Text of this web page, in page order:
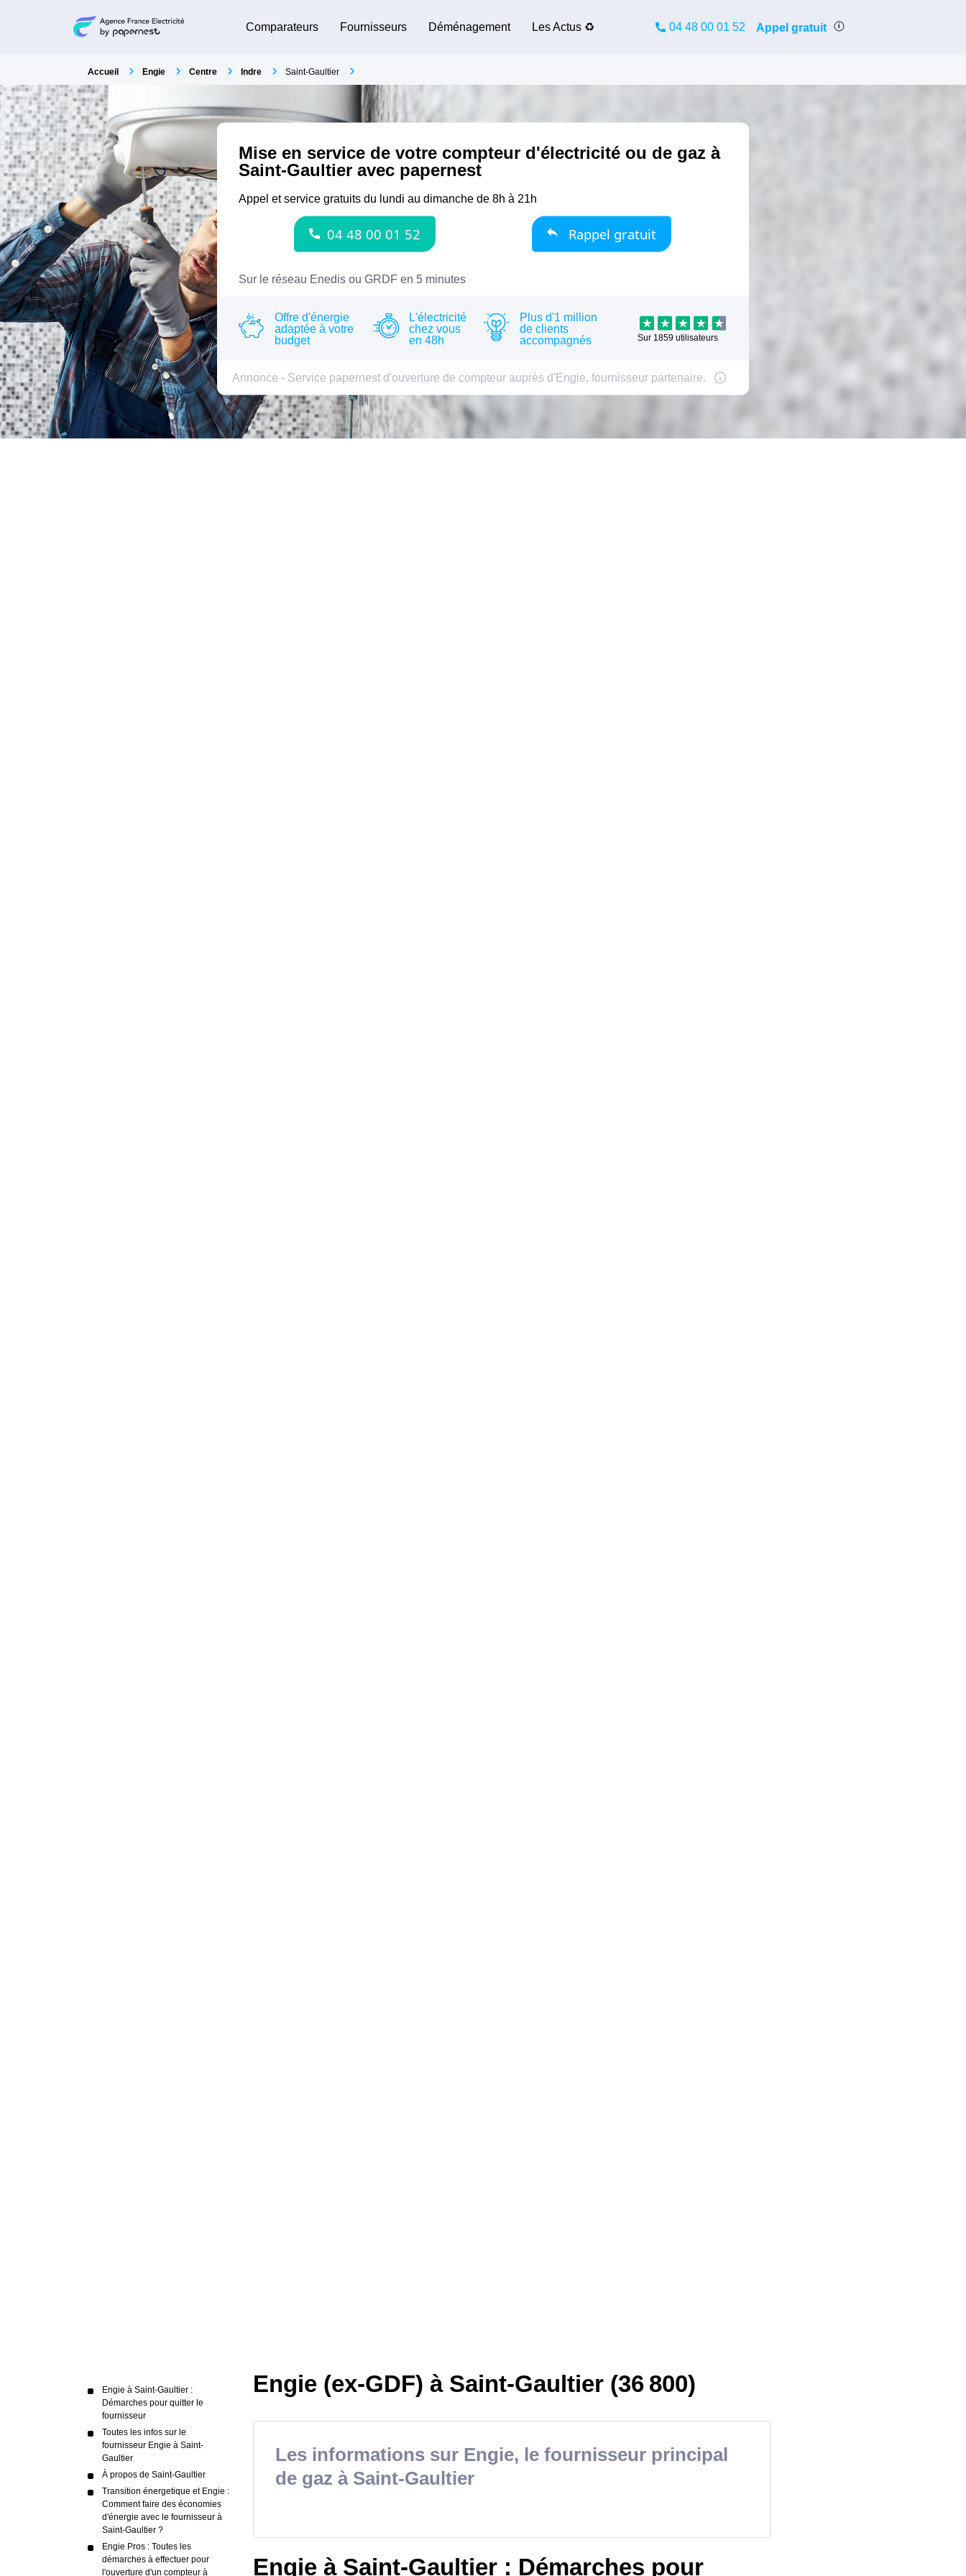
Comparateurs Fournisseurs Déménagement Les Actus ♻️ 04 48 00 01 52 Appel gratuit
Accueil Engie Centre Indre Saint-Gaultier
Engie à Saint-Gaultier :
Démarches pour quitter le
fournisseur
Toutes les infos sur le
fournisseur Engie à Saint-
Gaultier
À propos de Saint-Gaultier
Transition énergetique et Engie :
Comment faire des économies
d'énergie avec le fournisseur à
Saint-Gaultier ?
Engie Pros : Toutes les
démarches à effectuer pour
l'ouverture d'un compteur à
Engie (ex-GDF) à Saint-Gaultier (36 800)
Les informations sur Engie, le fournisseur principal
de gaz à Saint-Gaultier
Engie à Saint-Gaultier : Démarches pour